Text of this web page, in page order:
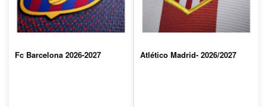
Fc Barcelona 2026-2027 Atlético Madrid- 2026/2027